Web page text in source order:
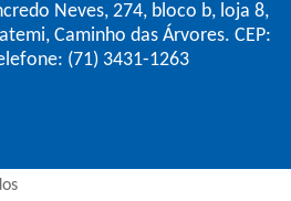
Neves, 274, bloco b, loja 8,
Caminho das Árvores. CEP:
(71) 3431-1263